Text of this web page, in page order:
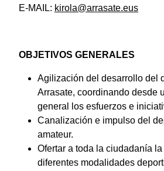
E-MAIL: kirola@arrasate.eus
OBJETIVOS GENERALES
Agilización del desarrollo del
Arrasate, coordinando desde
general los esfuerzos e
Canalización e impulso del
amateur.
Ofertar a toda la ciudadanía
diferentes modalidades